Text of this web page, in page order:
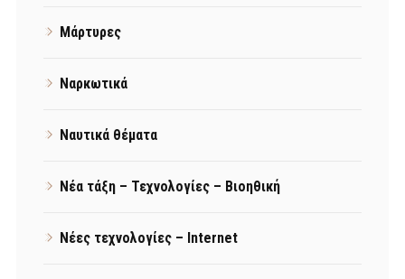
Μάρτυρες
Ναρκωτικά
Ναυτικά θέματα
Νέα τάξη – Τεχνολογίες – Βιοηθική
Νέες τεχνολογίες – Internet